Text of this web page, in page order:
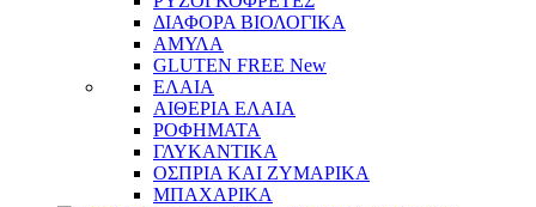
ΔΙΑΦΟΡΑ ΒΙΟΛΟΓΙΚΑ
ΑΜΥΛΑ
GLUTEN FREE New
ΕΛΑΙΑ
ΑΙΘΕΡΙΑ ΕΛΑΙΑ
ΡΟΦΗΜΑΤΑ
ΓΛΥΚΑΝΤΙΚΑ
ΟΣΠΡΙΑ ΚΑΙ ΖΥΜΑΡΙΚΑ
ΜΠΑΧΑΡΙΚΑ